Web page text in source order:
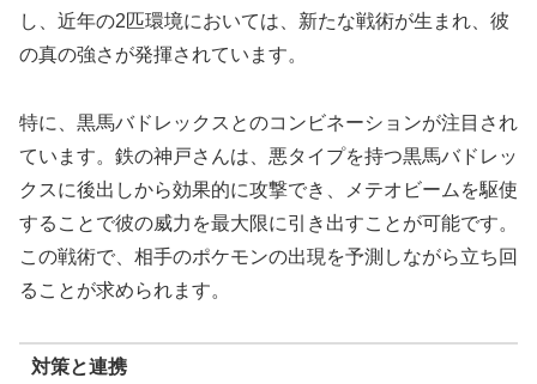
し、近年の2匹環境においては、新たな戦術が生まれ、彼
の真の強さが発揮されています。
特に、黒馬バドレックスとのコンビネーションが注目され
ています。鉄の神戸さんは、悪タイプを持つ黒馬バドレッ
クスに後出しから効果的に攻撃でき、メテオビームを駆使
することで彼の威力を最大限に引き出すことが可能です。
この戦術で、相手のポケモンの出現を予測しながら立ち回
ることが求められます。
対策と連携